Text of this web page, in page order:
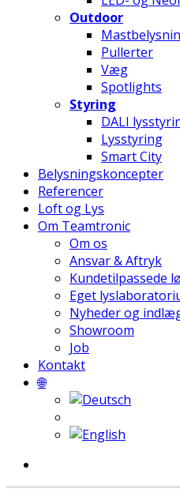
Outdoor
Pullerter
Væg
Spotlights
Styring
DALI
Lysstyring
Smart City
Belysningskoncepter
Referencer
Loft og Lys
Om Teamtronic
Om os
Ansvar & Aftryk
Kundetilpassede
Eget
Nyheder og
Showroom
Job
Kontakt
🌐